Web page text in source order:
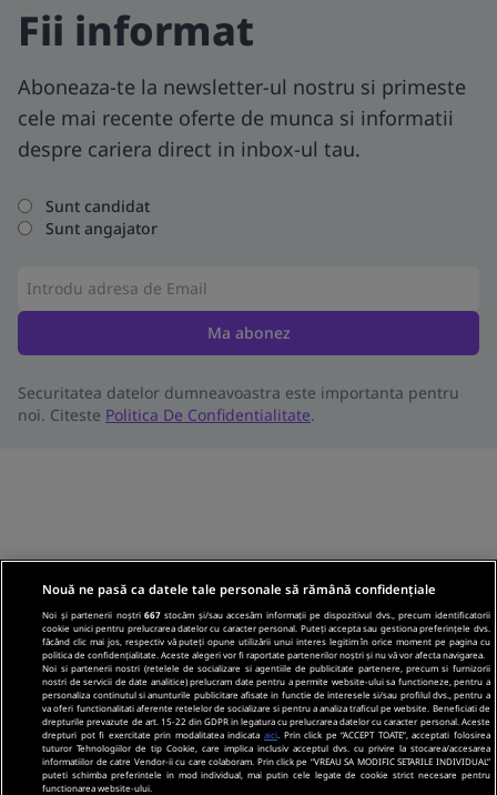
Fii informat
Aboneaza-te la newsletter-ul nostru si primeste
cele mai recente oferte de munca si informatii
despre cariera direct in inbox-ul tau.
Sunt candidat
Sunt angajator
Ma abonez
Securitatea datelor dumneavoastra este importanta pentru
noi. Citeste Politica De Confidentialitate.
Nouă ne pasă ca datele tale personale să rămână confidențiale
Noi și partenerii noștri667 stocăm și/sau accesăm informații pe dispozitivul dvs., precum identificatorii
cookie unici pentru prelucrarea datelor cu caracter personal. Puteți accepta sau gestiona preferințele dvs.
făcând clic mai jos, respectiv vă puteți opune utilizării unui interes legitim în orice moment pe pagina cu
politica de confidențialitate. Aceste alegeri vor fi raportate partenerilor noștri și nu vă vor afecta navigarea.
Noi si partenerii nostri (retelele de socializare si agentiile de publicitate partenere, precum si furnizorii
nostri de servicii de date analitice) prelucram date pentru a permite website-ului sa functioneze, pentru a
personaliza continutul si anunturile publicitare afisate in functie de interesele si/sau profilul dvs., pentru a
va oferi functionalitati aferente retelelor de socializare si pentru a analiza traficul pe website. Beneficiati de
drepturile prevazute de art. 15-22 din GDPR in legatura cu prelucrarea datelor cu caracter personal. Aceste
drepturi pot fi exercitate prin modalitatea indicata aici . Prin click pe “ACCEPT TOATE”, acceptati folosirea
tuturor Tehnologiilor de tip Cookie, care implica inclusiv acceptul dvs. cu privire la stocarea/accesarea
informatiilor de catre Vendor-ii cu care colaboram. Prin click pe “VREAU SA MODIFIC SETARILE INDIVIDUAL”
puteti schimba preferintele in mod individual, mai putin cele legate de cookie strict necesare pentru
functionarea website-ului.